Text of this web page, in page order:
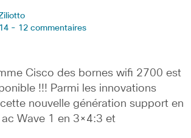
- 12 commentaires
Cisco des bornes wifi 2700 est
!!! Parmi les innovations
nouvelle génération support en
Wave 1 en 3×4:3 et